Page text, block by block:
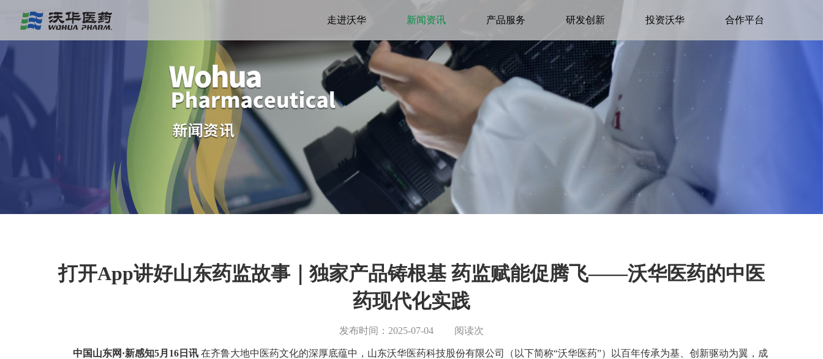
走进沃华 新闻资讯 产品服务 研发创新 投资沃华 合作平台
打开App讲好山东药监故事｜独家产品铸根基 药监赋能促腾飞——沃华医药的中医
药现代化实践
发布时间：2025-07-04 阅读次
中国山东网·新感知5月16日讯 在齐鲁大地中医药文化的深厚底蕴中，山东沃华医药科技股份有限公司（以下简称“沃华医药”）以百年传承为基、创新驱动为翼，成